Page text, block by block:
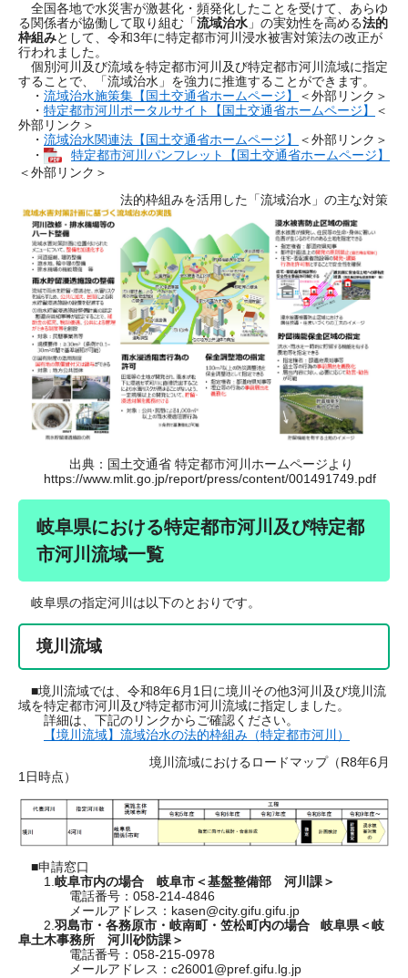
全国各地で水災害が激甚化・頻発化したことを受けて、あらゆ
る関係者が協働して取り組む「流域治水 」の実効性を高める法的
枠組みとして、令和3年に特定都市河川浸水被害対策法の改正が
行われました。
個別河川及び流域を特定都市河川及び特定都市河川流域に指定
することで、「流域治水」を強力に推進することができます。
・ 流域治水施策集【国土交通省ホームページ】
＜外部リンク＞
・ 特定都市河川ポータルサイト【国土交通省ホームページ】
＜
外部リンク＞
・ 流域治水関連法【国土交通省ホームページ】
＜外部リンク＞
・
特定都市河川パンフレット【国土交通省ホームページ】
＜外部リンク＞
法的枠組みを活用した「流域治水」の主な対策
出典：国土交通省 特定都市河川ホームページより
https://www.mlit.go.jp/report/press/content/001491749.pdf
岐阜県における特定都市河川及び特定都
市河川流域一覧
岐阜県の指定河川は以下のとおりです。
境川流域
■境川流域では、令和8年6月1日に境川その他3河川及び境川流
域を特定都市河川及び特定都市河川流域に指定しました。
詳細は、下記のリンクからご確認ください。
【境川流域】流域治水の法的枠組み（特定都市河川）
境川流域におけるロードマップ（R8年6月
1日時点）
■申請窓口
1.岐阜市内の場合 岐阜市＜基盤整備部 河川課＞
電話番号：058-214-4846
​ メールアドレス：kasen@city.gifu.gifu.jp
​ 2.羽島市・各務原市・岐南町・笠松町内の場合 岐阜県＜岐
阜土木事務所 河川砂防課＞
電話番号：058-215-0978
メールアドレス：c26001@pref.gifu.lg.jp